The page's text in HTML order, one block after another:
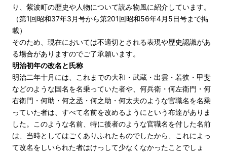
り、紫波町の歴史や人物について読み物風に紹介しています。
（第1回昭和37年3月号から第201回昭和56年4月5日号まで掲
載）
そのため、現在においては不適切とされる表現や歴史認識があ
る場合がありますのでご了承願います。
明治初年の改名と氏称
明治二年十月には、これまでの大和・武蔵・出雲・若狭・甲斐
などのような国名を名乗っていた者や、何兵衛・何左衛門・何
右衛門・何助・何之丞・何之助・何太夫のような官職名を名乗
っていた者は、すべて名前を改めるようにという布達がありま
した。このような名前、特に後者のような官職名を付した名前
は、当時としてはごくありふれたものでしたから、これによっ
て改名をしいられた者はけっして少なくなかったことでしょ